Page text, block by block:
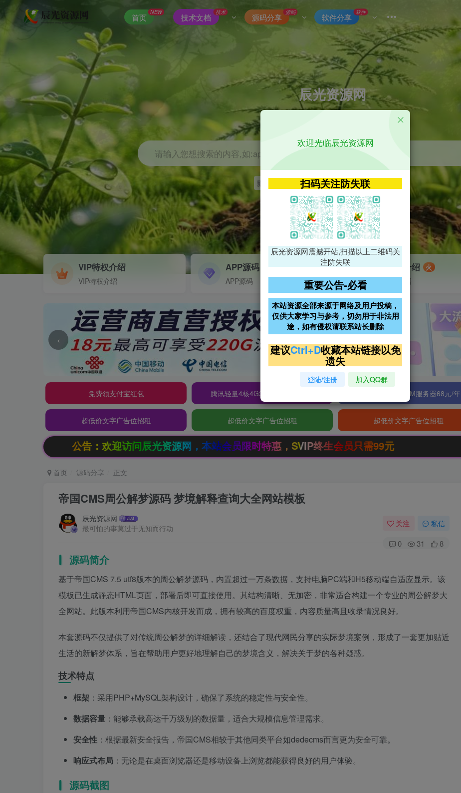
首页
NEW
技术文档
技术
源码分享
源码
软件分享
软件
辰光资源网
优质的网络资源分享平台
请输入您想搜索的内容,如:app源码
影视 神马 getapp 原神
VIP特权介绍
VIP特权介绍
APP源码
APP源码
VIP特权介绍 火
VIP特权介绍
‹
免费领支付宝红包 腾讯轻量4核4G3M服务器38元/年 阿里云2核2G200M服务器68元/年
超低价文字广告位招租 超低价文字广告位招租 超低价文字广告位招租
辰光资源网，本站会员限时特惠，SVIP终生会员只需99元
首页 源码分享 正文
帝国CMS周公解梦源码 梦境解释查询大全网站模板
辰光资源网
最可怕的事莫过于无知而行动
关注 私信
0 31 8
源码简介
基于帝国CMS 7.5 utf8版本的周公解梦源码，内置超过一万条数据，支持电脑PC端和H5移动端自适应显示。该
模板已生成静态HTML页面，部署后即可直接使用。其结构清晰、无加密，非常适合构建一个专业的周公解梦大
全网站。此版本利用帝国CMS内核开发而成，拥有较高的百度权重，内容质量高且收录情况良好。
本套源码不仅提供了对传统周公解梦的详细解读，还结合了现代网民分享的实际梦境案例，形成了一套更加贴近
生活的新解梦体系，旨在帮助用户更好地理解自己的梦境含义，解决关于梦的各种疑惑。
技术特点
框架 ：采用PHP+MySQL架构设计，确保了系统的稳定性与安全性。
数据容量 ：能够承载高达千万级别的数据量，适合大规模信息管理需求。
安全性 ：根据最新安全报告，帝国CMS相较于其他同类平台如dedecms而言更为安全可靠。
响应式布局 ：无论是在桌面浏览器还是移动设备上浏览都能获得良好的用户体验。
源码截图
欢迎光临辰光资源网
扫码关注防失联
辰光资源网震撼开站,扫描以上二维码关
注防失联
重要公告-必看
本站资源全部来源于网络及用户投稿，
仅供大家学习与参考，切勿用于非法用
途，如有侵权请联系站长删除
建议Ctrl+D收藏本站链接以免
遗失
登陆/注册 加入QQ群